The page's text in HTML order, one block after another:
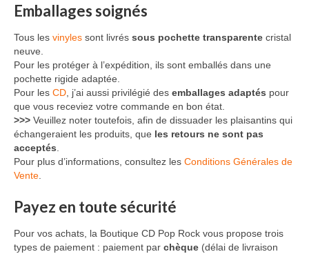
Emballages soignés
Tous les vinyles sont livrés sous pochette transparente cristal
neuve.
Pour les protéger à l’expédition, ils sont emballés dans une
pochette rigide adaptée.
Pour les CD , j’ai aussi privilégié des emballages adaptés pour
que vous receviez votre commande en bon état.
>>> Veuillez noter toutefois, afin de dissuader les plaisantins qui
échangeraient les produits, que les retours ne sont pas
acceptés
Pour plus d’informations, consultez les Conditions Générales de
Vente
Payez en toute sécurité
Pour vos achats, la Boutique CD Pop Rock vous propose trois
types de paiement : paiement par chèque (délai de livraison